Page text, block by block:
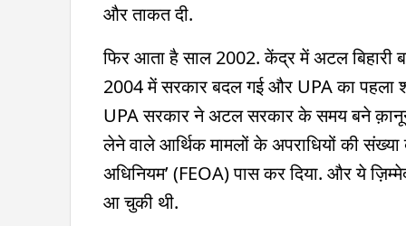
और ताकत दी.
फिर आता है साल 2002. केंद्र में अटल बिहारी
2004 में सरकार बदल गई और UPA का पहला
UPA सरकार ने अटल सरकार के समय बने
लेने वाले आर्थिक मामलों के अपराधियों की
अधिनियम’ (FEOA) पास कर दिया. और ये
आ चुकी थी.